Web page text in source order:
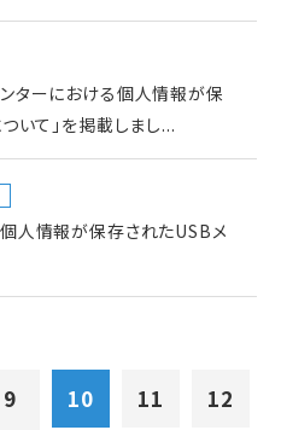
ターにおける個人情報が保
いて」を掲載しまし...
人情報が保存されたUSBメ
9 10 11
12